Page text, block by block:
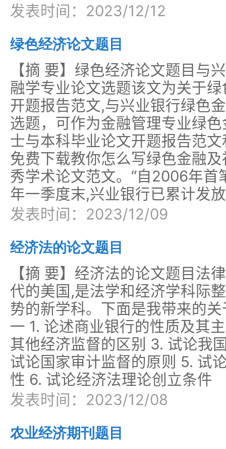
发表时间：2023/12/12
绿色经济论文题目
【摘 要】绿色经济论文题目与
融学专业论文选题该文为关于
开题报告范文,与兴业银行绿色
选题，可作为金融管理专业绿
士与本科毕业论文开题报告范
免费下载教你怎么写绿色金融
秀学术论文范文。“自2006年
年一季度末,兴业银行已累计发
发表时间：2023/12/09
经济法的论文题目
【摘 要】经济法的论文题目法
代的美国,是法学和经济学科际
势的新学科。下面是我带来的
一 1. 论述商业银行的性质及其
其他经济监督的区别 3. 试论我
试论国家审计监督的原则 5. 试
性 6. 试论经济法理论创立条件
发表时间：2023/12/08
农业经济期刊题目